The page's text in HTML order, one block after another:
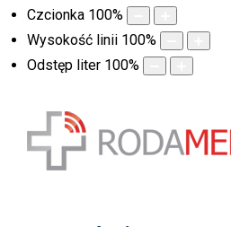
Czcionka 100%
Wysokość linii 100%
Odstęp liter 100%